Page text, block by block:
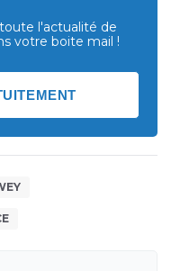
l'actualité de
votre boite mail !